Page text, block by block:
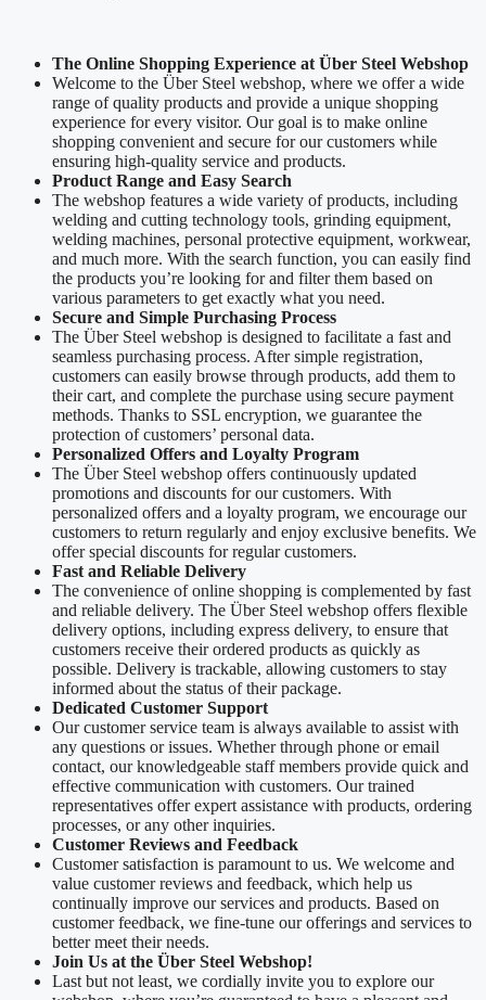
The Online Shopping Experience at Über Steel Webshop
Welcome to the Über Steel webshop, where we offer a wide
range of quality products and provide a unique shopping
experience for every visitor. Our goal is to make online
shopping convenient and secure for our customers while
ensuring high-quality service and products.
Product Range and Easy Search
The webshop features a wide variety of products, including
welding and cutting technology tools, grinding equipment,
welding machines, personal protective equipment, workwear,
and much more. With the search function, you can easily find
the products you’re looking for and filter them based on
various parameters to get exactly what you need.
Secure and Simple Purchasing Process
The Über Steel webshop is designed to facilitate a fast and
seamless purchasing process. After simple registration,
customers can easily browse through products, add them to
their cart, and complete the purchase using secure payment
methods. Thanks to SSL encryption, we guarantee the
protection of customers’ personal data.
Personalized Offers and Loyalty Program
The Über Steel webshop offers continuously updated
promotions and discounts for our customers. With
personalized offers and a loyalty program, we encourage our
customers to return regularly and enjoy exclusive benefits. We
offer special discounts for regular customers.
Fast and Reliable Delivery
The convenience of online shopping is complemented by fast
and reliable delivery. The Über Steel webshop offers flexible
delivery options, including express delivery, to ensure that
customers receive their ordered products as quickly as
possible. Delivery is trackable, allowing customers to stay
informed about the status of their package.
Dedicated Customer Support
Our customer service team is always available to assist with
any questions or issues. Whether through phone or email
contact, our knowledgeable staff members provide quick and
effective communication with customers. Our trained
representatives offer expert assistance with products, ordering
processes, or any other inquiries.
Customer Reviews and Feedback
Customer satisfaction is paramount to us. We welcome and
value customer reviews and feedback, which help us
continually improve our services and products. Based on
customer feedback, we fine-tune our offerings and services to
better meet their needs.
Join Us at the Über Steel Webshop!
Last but not least, we cordially invite you to explore our